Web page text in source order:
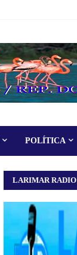
POLÍTICA
LARIMAR